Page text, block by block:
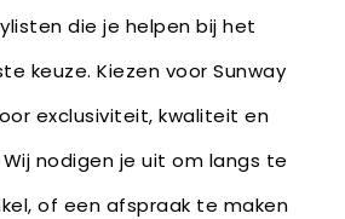
die je helpen bij het
keuze. Kiezen voor Sunway
exclusiviteit, kwaliteit en
nodigen je uit om langs te
of een afspraak te maken